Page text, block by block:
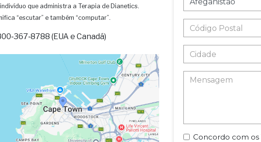
que administra a Terapia de Dianetics.
“escutar” e também “computar”.
(EUA e Canadá)
Concordo com os